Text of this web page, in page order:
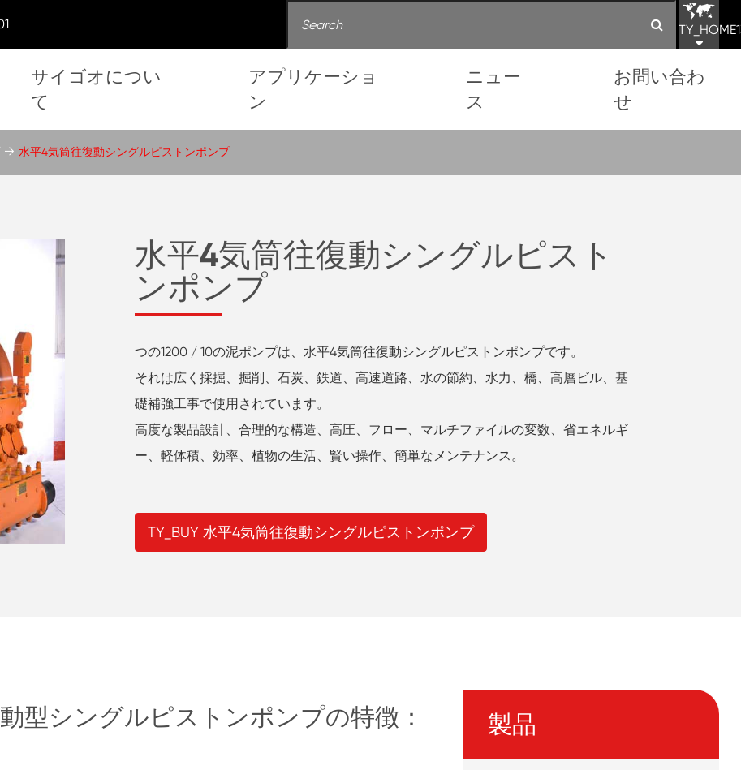
サイゴオについ
て
アプリケーショ
ン
ニュー
ス
お問い合わ
せ
水平4気筒往復動シングルピスト
ンポンプ
つの1200 / 10の泥ポンプは、水平4気筒往復動シングルピストンポンプです。
それは広く採掘、掘削、石炭、鉄道、高速道路、水の節約、水力、橋、高層ビル、基
礎補強工事で使用されています。
高度な製品設計、合理的な構造、高圧、フロー、マルチファイルの変数、省エネルギ
ー、軽体積、効率、植物の生活、賢い操作、簡単なメンテナンス。
TY_BUY 水平4気筒往復動シングルピストンポンプ
水平4気筒往復動シングルピストンポンプ
型シングルピストンポンプの特徴： 製品